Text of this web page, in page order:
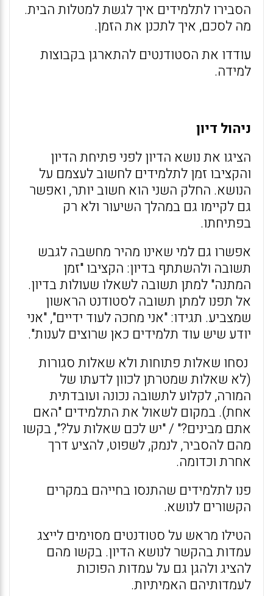
הסבירו לתלמידים איך לגשת למטלות הבית.
מה לסכם, איך לתכנן את הזמן.
עודדו את הסטודנטים להתארגן בקבוצות
למידה.
ניהול דיון
הציגו את נושא הדיון לפני פתיחת הדיון
והקציבו זמן לתלמידים לחשוב לעצמם על
הנושא. החלק השני הוא חשוב יותר, ואפשר
גם לקיימו גם במהלך השיעור ולא רק
בפתיחתו.
אפשרו גם למי שאינו מהיר מחשבה לגבש
תשובה ולהשתתף בדיון: הקציבו "זמן
המתנה" למתן תשובה לשאלו שעולות בדיון.
אל תפנו למתן תשובה לסטודנט הראשון
שמצביע. תגידו: "אני מחכה לעוד ידיים", "אני
יודע שיש עוד תלמידים כאן שרוצים לענות".
נסחו שאלות פתוחות ולא שאלות סגורות
(לא שאלות שמטרתן לכוון לדעתו של
המורה, לקלוע לתשובה נכונה ועובדתית
אחת). במקום לשאול את התלמידים "האם
אתם מבינים?" / "יש לכם שאלות על?", בקשו
מהם להסביר, לנמק, לשפוט, להציע דרך
אחרת וכדומה.
פנו לתלמידים שהתנסו בחייהם במקרים
הקשורים לנושא.
הטילו מראש על סטודנטים מסוימים לייצג
עמדות בהקשר לנושא הדיון. בקשו מהם
להציג ולהגן גם על עמדות הפוכות
לעמדותיהם האמיתיות.